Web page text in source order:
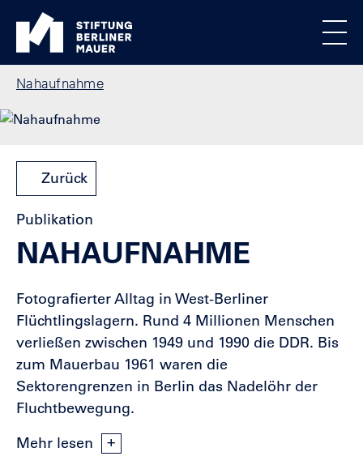
Direkt zum Inhalt
Standortmenu
Show locations
Alle Standorte
Stiftung Berliner Mauer Startseite
Pfadnavigation
Nahaufnahme
Zurück
Publikation
NAHAUFNAHME
Fotografierter Alltag in West-Berliner
Flüchtlingslagern. Rund 4 Millionen Menschen
verließen zwischen 1949 und 1990 die DDR. Bis
zum Mauerbau 1961 waren die
Sektorengrenzen in Berlin das Nadelöhr der
Fluchtbewegung.
Mehr lesen